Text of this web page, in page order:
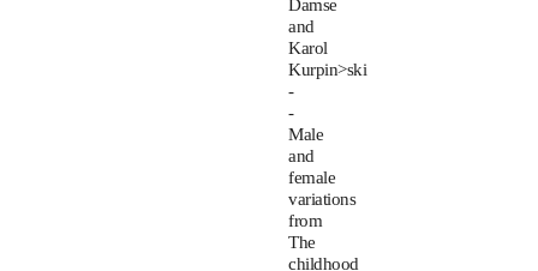
Damse
and
Karol
Kurpin>ski
-
-
Male
and
female
variations
from
The
childhood